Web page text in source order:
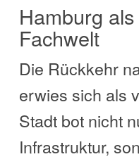
Hamburg
Fachwelt
Die Rückkehr
erwies sich als
Stadt bot nicht
Infrastruktur,